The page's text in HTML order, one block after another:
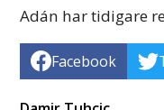
Adán har tidigare
Facebook